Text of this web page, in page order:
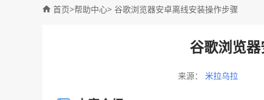
首页>帮助中心> 谷歌浏览器安卓离线安装操作步骤
谷歌浏览
来源： 米拉乌拉